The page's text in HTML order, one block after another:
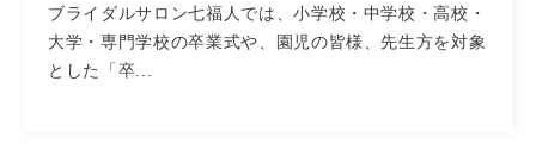
ブライダルサロン七福人では、小学校・中学校・高校・
大学・専門学校の卒業式や、園児の皆様、先生方を対象
とした「卒...